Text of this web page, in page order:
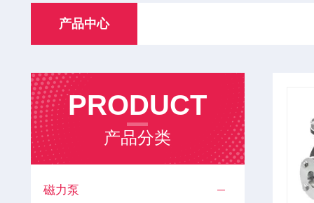
产品中心
PRODUCT
产品分类
磁力泵